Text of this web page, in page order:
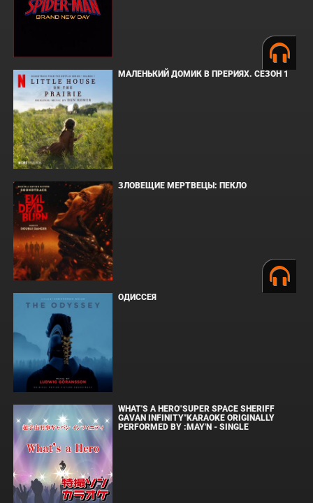
МАЛЕНЬКИЙ ДОМИК В ПРЕРИЯХ. СЕЗОН 1
ЗЛОВЕЩИЕ МЕРТВЕЦЫ: ПЕКЛО
ОДИССЕЯ
WHAT'S A HERO"SUPER SPACE SHERIFF
GAVAN INFINITY"KARAOKE ORIGINALLY
PERFORMED BY :MAY'N - SINGLE